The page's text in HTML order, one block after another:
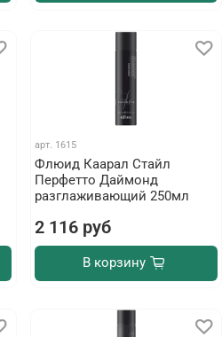
арт. 1615
Флюид Каарал Стайл
Перфетто Даймонд
разглаживающий 250мл
2 116 руб
В корзину